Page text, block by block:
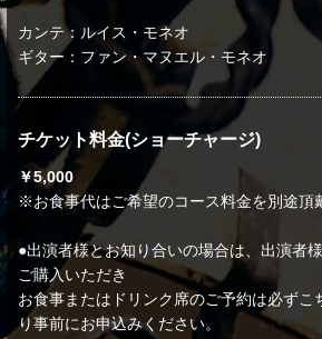
カンテ：ルイス・モネオ
ギター：ファン・マヌエル・モネオ
チケット料金(ショーチャージ)
￥5,000
※お食事代はご希望のコース料金を別途頂
●出演者様とお知り合いの場合は、出演者
ご購入いただき
お食事またはドリンク席のご予約は必ずこ
り事前にお申込みください。